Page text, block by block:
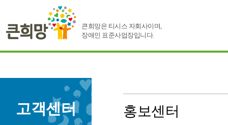
큰희망은 티시스 자회사이며,
장애인 표준사업장입니다.
고객센터 홍보센터